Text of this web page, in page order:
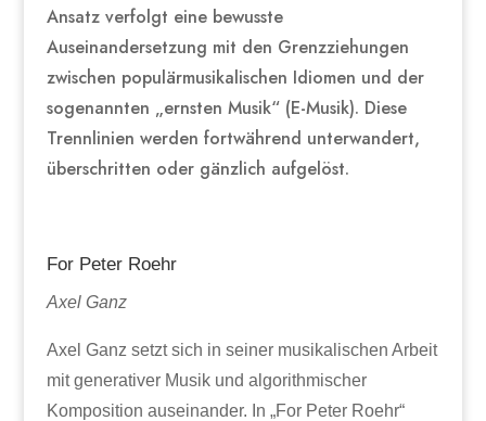
Ansatz verfolgt eine bewusste
Auseinandersetzung mit den Grenzziehungen
zwischen populärmusikalischen Idiomen und der
sogenannten „ernsten Musik“ (E-Musik). Diese
Trennlinien werden fortwährend unterwandert,
überschritten oder gänzlich aufgelöst.
For Peter Roehr
Axel Ganz
Axel Ganz setzt sich in seiner musikalischen Arbeit
mit generativer Musik und algorithmischer
Komposition auseinander. In „For Peter Roehr“